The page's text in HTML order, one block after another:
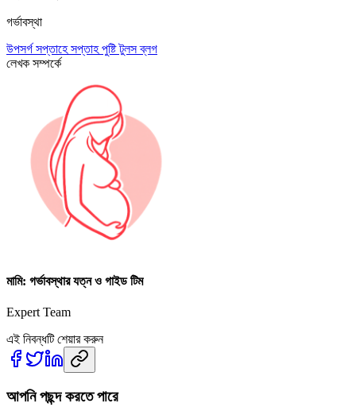
গর্ভাবস্থা
উপসর্গ সপ্তাহে সপ্তাহপুষ্টিটুলসব্লগ
লেখক সম্পর্কে
মামি: গর্ভাবস্থার যত্ন ও গাইড টিম
Expert Team
এই নিবন্ধটি শেয়ার করুন
আপনি পছন্দ করতে পারে